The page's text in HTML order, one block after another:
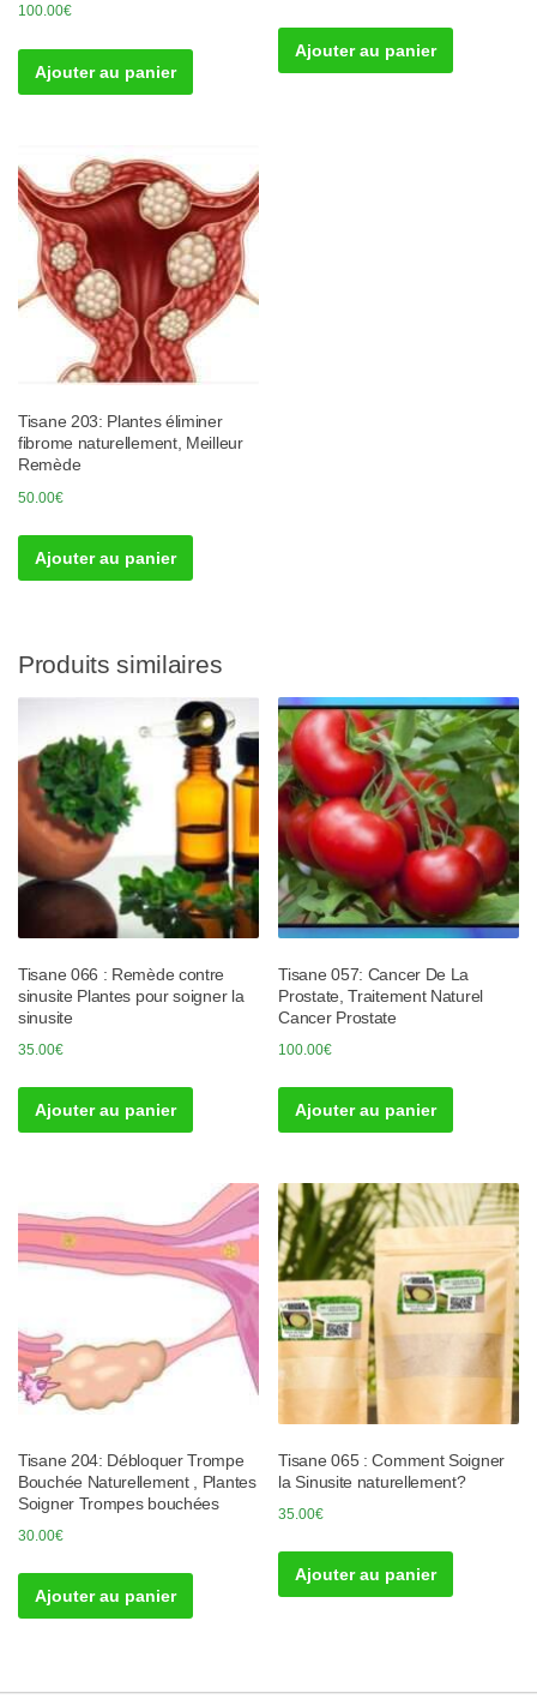
100.00€
Ajouter au panier
Ajouter au panier
Tisane 203: Plantes éliminer
fibrome naturellement, Meilleur
Remède
50.00€
Ajouter au panier
Produits similaires
Tisane 066 : Remède contre
sinusite Plantes pour soigner la
sinusite
35.00€
Ajouter au panier
Tisane 057: Cancer De La
Prostate, Traitement Naturel
Cancer Prostate
100.00€
Ajouter au panier
Tisane 204: Débloquer Trompe
Bouchée Naturellement , Plantes
Soigner Trompes bouchées
30.00€
Ajouter au panier
Tisane 065 : Comment Soigner
la Sinusite naturellement?
35.00€
Ajouter au panier